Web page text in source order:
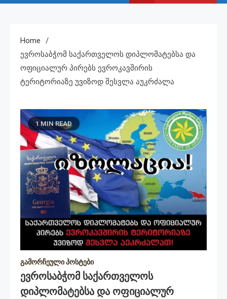
Home
Ევროსაბჭომ Საქართველოს Დიპლომატებსა Და
Ოფიციალურ Პირებს Ევროკავშირის
Ტერიტორიაზე Უვიზოდ Შესვლა Აუკრძალა
1 MIN READ
გამორჩეული პოსტები
Ევროსაბჭომ Საქართველოს
Დიპლომატებსა Და Ოფიციალურ